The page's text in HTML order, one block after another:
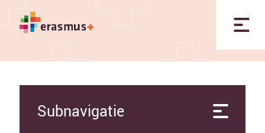
Subnavigatie